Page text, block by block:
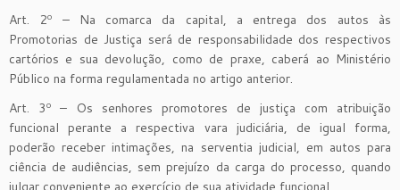
Art. 2º – Na comarca da capital, a entrega dos autos às
Promotorias de Justiça será de responsabilidade dos respectivos
cartórios e sua devolução, como de praxe, caberá ao Ministério
Público na forma regulamentada no artigo anterior.
Art. 3º – Os senhores promotores de justiça com atribuição
funcional perante a respectiva vara judiciária, de igual forma,
poderão receber intimações, na serventia judicial, em autos para
ciência de audiências, sem prejuízo da carga do processo, quando
julgar conveniente ao exercício de sua atividade funcional.